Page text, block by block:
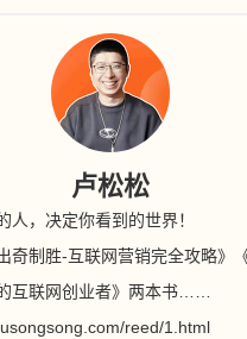
卢松松
人，决定你看到的世界！
奇制胜-互联网营销完全攻略》
互联网创业者》两本书……
reed/1.html